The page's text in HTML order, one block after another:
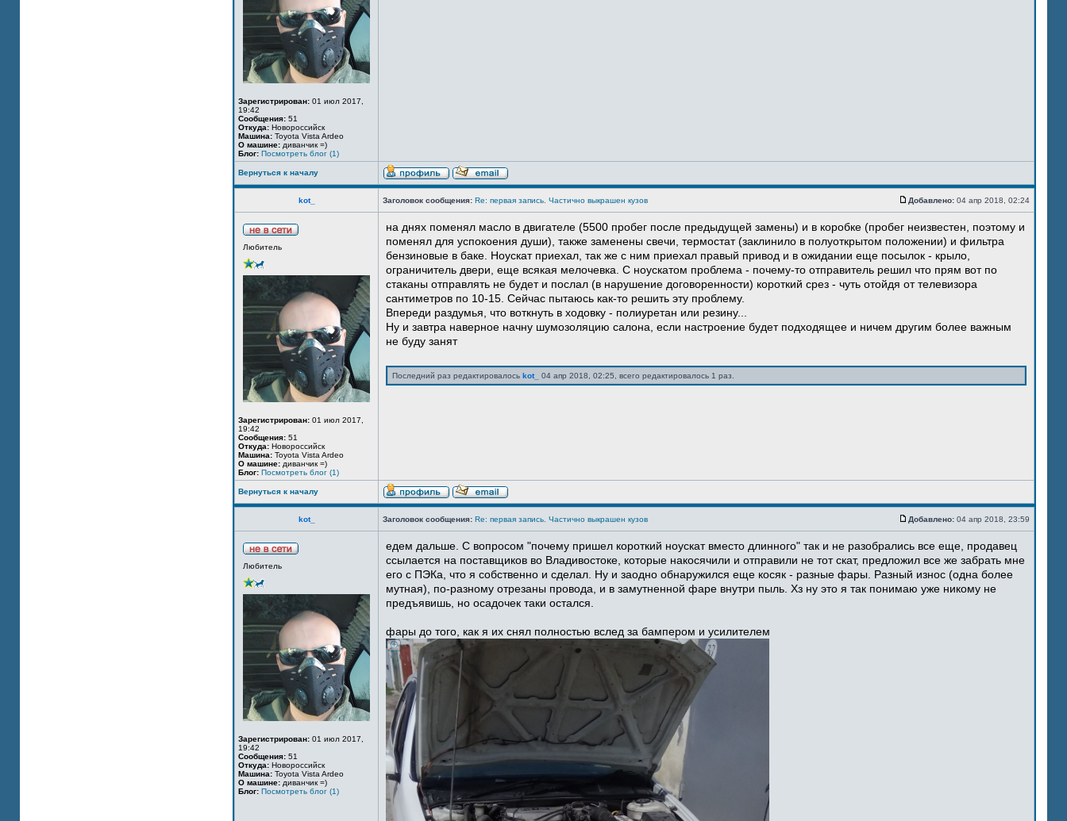
Зарегистрирован: 01 июл 2017,
19:42
Сообщения: 51
Откуда: Новороссийск
Машина: Toyota Vista Ardeo
О машине: диванчик =)
Блог: Посмотреть блог (1)
Вернуться к началу
kot_ Заголовок сообщения: Re: первая запись. Частично выкрашен кузов Добавлено: 04 апр 2018, 02:24
Любитель
Зарегистрирован: 01 июл 2017,
19:42
Сообщения: 51
Откуда: Новороссийск
Машина: Toyota Vista Ardeo
О машине: диванчик =)
Блог: Посмотреть блог (1)
на днях поменял масло в двигателе (5500 пробег после предыдущей замены) и в коробке (пробег неизвестен, поэтому и
поменял для успокоения души), также заменены свечи, термостат (заклинило в полуоткрытом положении) и фильтра
бензиновые в баке. Ноускат приехал, так же с ним приехал правый привод и в ожидании еще посылок - крыло,
ограничитель двери, еще всякая мелочевка. С ноускатом проблема - почему-то отправитель решил что прям вот по
стаканы отправлять не будет и послал (в нарушение договоренности) короткий срез - чуть отойдя от телевизора
сантиметров по 10-15. Сейчас пытаюсь как-то решить эту проблему.
Впереди раздумья, что воткнуть в ходовку - полиуретан или резину...
Ну и завтра наверное начну шумозоляцию салона, если настроение будет подходящее и ничем другим более важным
не буду занят
Последний раз редактировалось kot_ 04 апр 2018, 02:25, всего редактировалось 1 раз.
Вернуться к началу
kot_ Заголовок сообщения: Re: первая запись. Частично выкрашен кузов Добавлено: 04 апр 2018, 23:59
Любитель
Зарегистрирован: 01 июл 2017,
19:42
Сообщения: 51
Откуда: Новороссийск
Машина: Toyota Vista Ardeo
О машине: диванчик =)
Блог: Посмотреть блог (1)
едем дальше. С вопросом "почему пришел короткий ноускат вместо длинного" так и не разобрались все еще, продавец
ссылается на поставщиков во Владивостоке, которые накосячили и отправили не тот скат, предложил все же забрать мне
его с ПЭКа, что я собственно и сделал. Ну и заодно обнаружился еще косяк - разные фары. Разный износ (одна более
мутная), по-разному отрезаны провода, и в замутненной фаре внутри пыль. Хз ну это я так понимаю уже никому не
предъявишь, но осадочек таки остался.
фары до того, как я их снял полностью вслед за бампером и усилителем